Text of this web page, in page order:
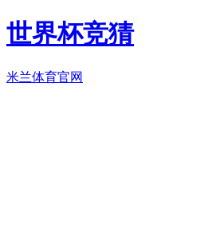
世界杯竞猜
米兰体育官网